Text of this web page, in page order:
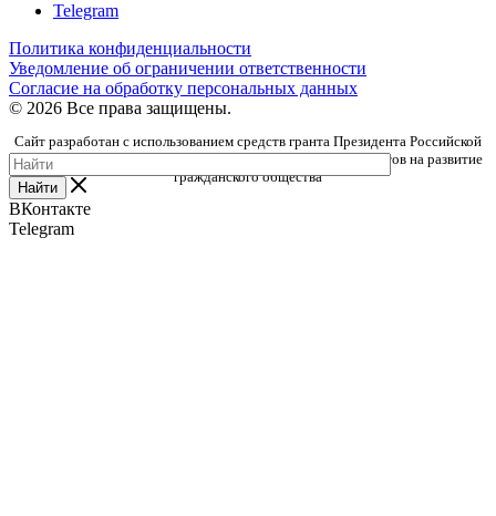
Telegram
Политика конфиденциальности
Уведомление об ограничении ответственности
Согласие на обработку персональных данных
© 2026 Все права защищены.
Сайт разработан с использованием средств гранта Президента Российской
Федерации, предоставленного Фондом президентских грантов на развитие
гражданского общества
Найти
ВКонтакте
Telegram